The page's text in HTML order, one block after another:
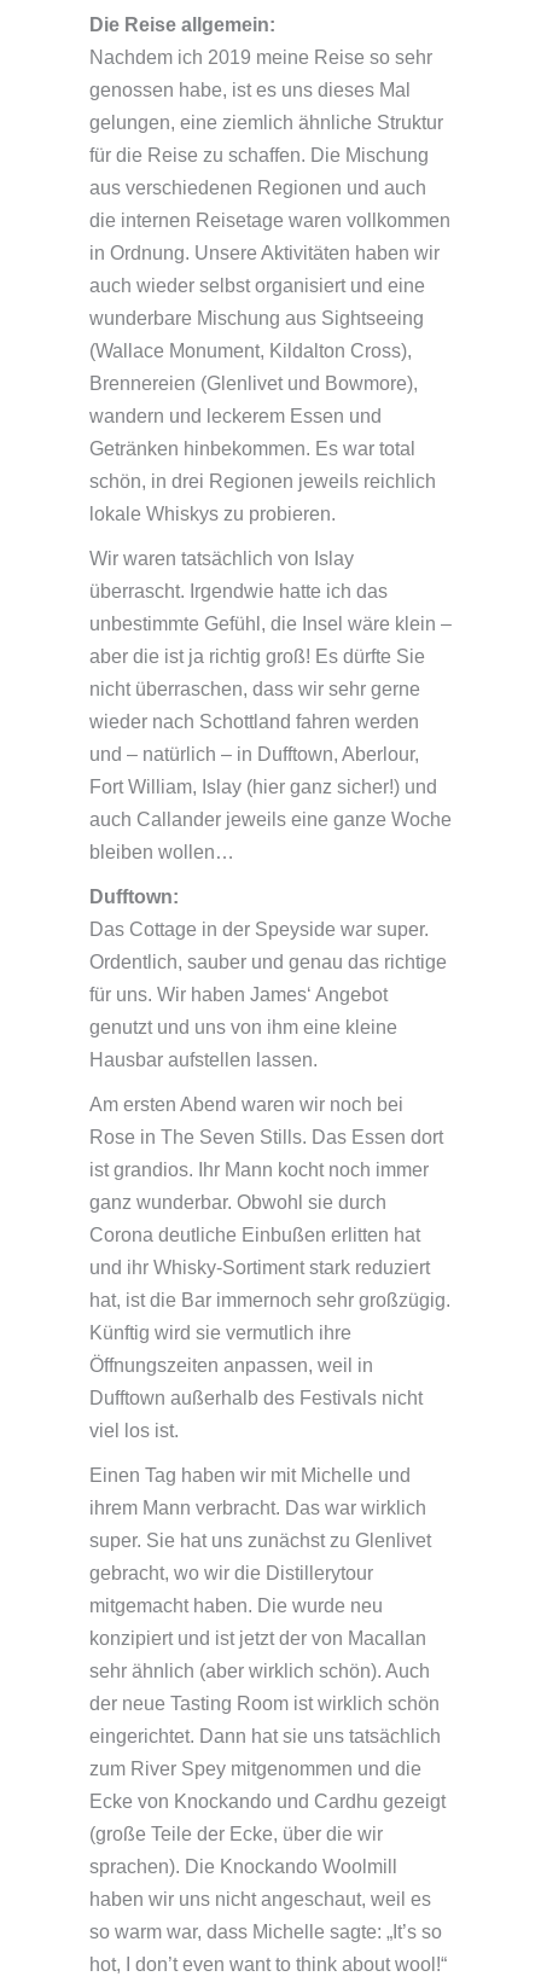
Die Reise allgemein:
Nachdem ich 2019 meine Reise so sehr
genossen habe, ist es uns dieses Mal
gelungen, eine ziemlich ähnliche Struktur
für die Reise zu schaffen. Die Mischung
aus verschiedenen Regionen und auch
die internen Reisetage waren vollkommen
in Ordnung. Unsere Aktivitäten haben wir
auch wieder selbst organisiert und eine
wunderbare Mischung aus Sightseeing
(Wallace Monument, Kildalton Cross),
Brennereien (Glenlivet und Bowmore),
wandern und leckerem Essen und
Getränken hinbekommen. Es war total
schön, in drei Regionen jeweils reichlich
lokale Whiskys zu probieren.
Wir waren tatsächlich von Islay
überrascht. Irgendwie hatte ich das
unbestimmte Gefühl, die Insel wäre klein –
aber die ist ja richtig groß! Es dürfte Sie
nicht überraschen, dass wir sehr gerne
wieder nach Schottland fahren werden
und – natürlich – in Dufftown, Aberlour,
Fort William, Islay (hier ganz sicher!) und
auch Callander jeweils eine ganze Woche
bleiben wollen…
Dufftown:
Das Cottage in der Speyside war super.
Ordentlich, sauber und genau das richtige
für uns. Wir haben James‘ Angebot
genutzt und uns von ihm eine kleine
Hausbar aufstellen lassen.
Am ersten Abend waren wir noch bei
Rose in The Seven Stills. Das Essen dort
ist grandios. Ihr Mann kocht noch immer
ganz wunderbar. Obwohl sie durch
Corona deutliche Einbußen erlitten hat
und ihr Whisky-Sortiment stark reduziert
hat, ist die Bar immernoch sehr großzügig.
Künftig wird sie vermutlich ihre
Öffnungszeiten anpassen, weil in
Dufftown außerhalb des Festivals nicht
viel los ist.
Einen Tag haben wir mit Michelle und
ihrem Mann verbracht. Das war wirklich
super. Sie hat uns zunächst zu Glenlivet
gebracht, wo wir die Distillerytour
mitgemacht haben. Die wurde neu
konzipiert und ist jetzt der von Macallan
sehr ähnlich (aber wirklich schön). Auch
der neue Tasting Room ist wirklich schön
eingerichtet. Dann hat sie uns tatsächlich
zum River Spey mitgenommen und die
Ecke von Knockando und Cardhu gezeigt
(große Teile der Ecke, über die wir
sprachen). Die Knockando Woolmill
haben wir uns nicht angeschaut, weil es
so warm war, dass Michelle sagte: „It’s so
hot, I don’t even want to think about wool!“